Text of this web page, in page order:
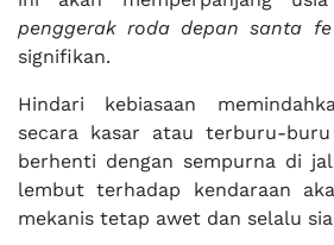
penggerak roda depan santa fe
signifikan.
Hindari kebiasaan
secara kasar atau terburu-
berhenti dengan sempurna di
lembut terhadap kendaraan
mekanis tetap awet dan selalu